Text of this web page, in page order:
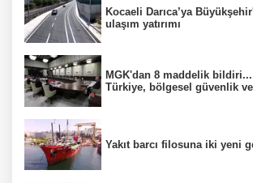
Kocaeli Darıca’ya
ulaşım yatırımı
MGK'dan 8 maddelik
Türkiye, bölgesel güvenlik ve
Yakıt barcı filosuna iki yeni